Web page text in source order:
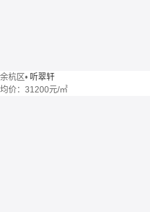
余杭区• 听翠轩
均价： 31200元/㎡